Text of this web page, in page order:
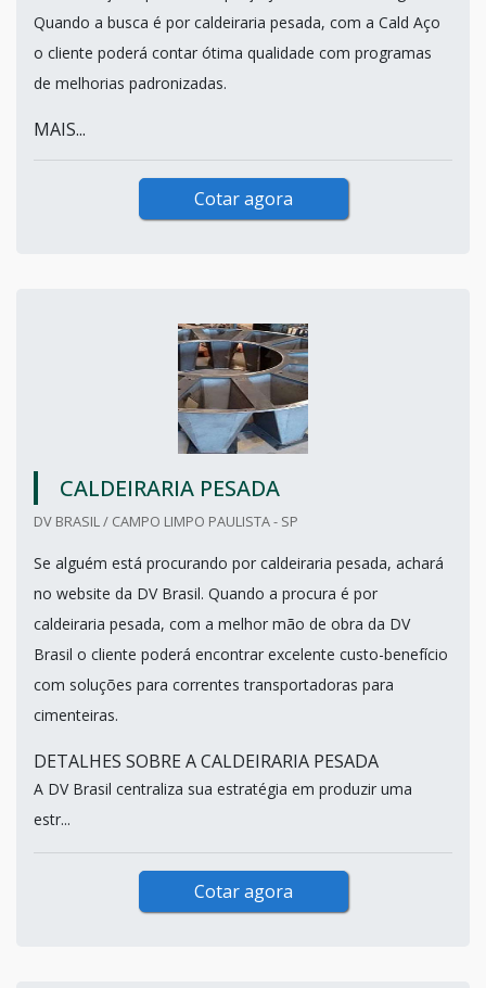
Quando a busca é por caldeiraria pesada, com a Cald Aço
o cliente poderá contar ótima qualidade com programas
de melhorias padronizadas.
MAIS...
Cotar agora
CALDEIRARIA PESADA
DV BRASIL / CAMPO LIMPO PAULISTA - SP
Se alguém está procurando por caldeiraria pesada, achará
no website da DV Brasil. Quando a procura é por
caldeiraria pesada, com a melhor mão de obra da DV
Brasil o cliente poderá encontrar excelente custo-benefício
com soluções para correntes transportadoras para
cimenteiras.
DETALHES SOBRE A CALDEIRARIA PESADA
A DV Brasil centraliza sua estratégia em produzir uma
estr...
Cotar agora